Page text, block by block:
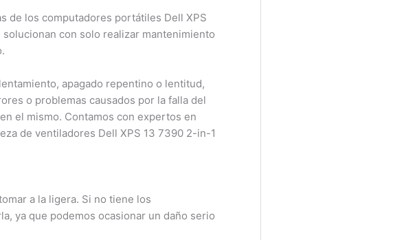
de los computadores portátiles Dell XPS
con solo realizar mantenimiento
apagado repentino o lentitud,
o problemas causados por la falla del
el mismo. Contamos con expertos en
de ventiladores Dell XPS 13 7390 2-in-1
a la ligera. Si no tiene los
ya que podemos ocasionar un daño serio